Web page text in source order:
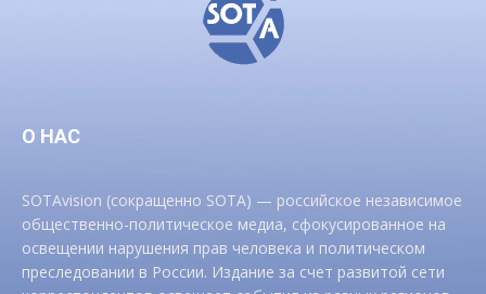
О НАС
SOTAvision (сокращенно SOTA) — российское независимое
общественно-политическое медиа, сфокусированное на
освещении нарушения прав человека и политическом
преследовании в России. Издание за счет развитой сети